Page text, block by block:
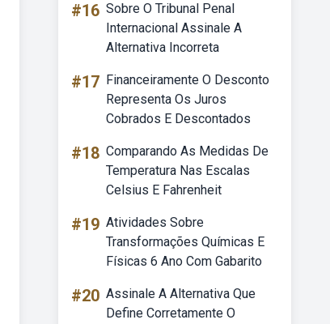
#16 Sobre O Tribunal Penal
Internacional Assinale A
Alternativa Incorreta
#17 Financeiramente O Desconto
Representa Os Juros
Cobrados E Descontados
#18 Comparando As Medidas De
Temperatura Nas Escalas
Celsius E Fahrenheit
#19 Atividades Sobre
Transformações Químicas E
Físicas 6 Ano Com Gabarito
#20 Assinale A Alternativa Que
Define Corretamente O